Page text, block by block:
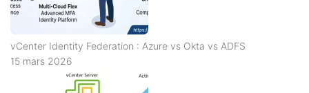
vCenter Identity Federation : Azure vs Okta vs ADFS
15 mars 2026